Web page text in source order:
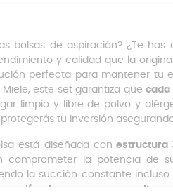
bolsas de aspiración? ¿Te has
y calidad que la
perfecta para mantener tu
Miele, este set garantiza quecada
limpio y libre de polvo y
tu inversión
está diseñada con estructura
comprometer la potencia de
la succión constante
alfombras y zonas con alta